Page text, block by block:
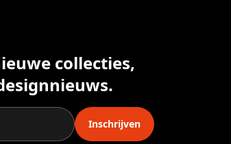
collecties,
Inschrijven